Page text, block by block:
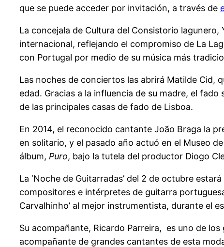
que se puede acceder por invitación, a través de
La concejala de Cultura del Consistorio
internacional, reflejando el compromiso de La
con Portugal por medio de su música más
Las noches de conciertos las abrirá Matilde Cid,
edad. Gracias a la influencia de su madre, el
de las principales casas de fado de Lisboa.
En 2014, el reconocido cantante João Braga la
en solitario, y el pasado año actuó en el Museo
álbum, Puro, bajo la tutela del productor Diogo
La ‘Noche de Guitarradas’ del 2 de octubre
compositores e intérpretes de guitarra
Carvalhinho’ al mejor instrumentista, durante el
Su acompañante, Ricardo Parreira, es uno de
acompañante de grandes cantantes de esta